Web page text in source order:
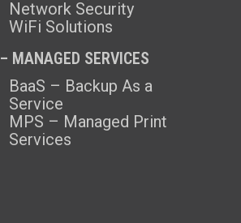
Network Security
WiFi Solutions
– MANAGED SERVICES
BaaS – Backup As a
Service
MPS – Managed Print
Services